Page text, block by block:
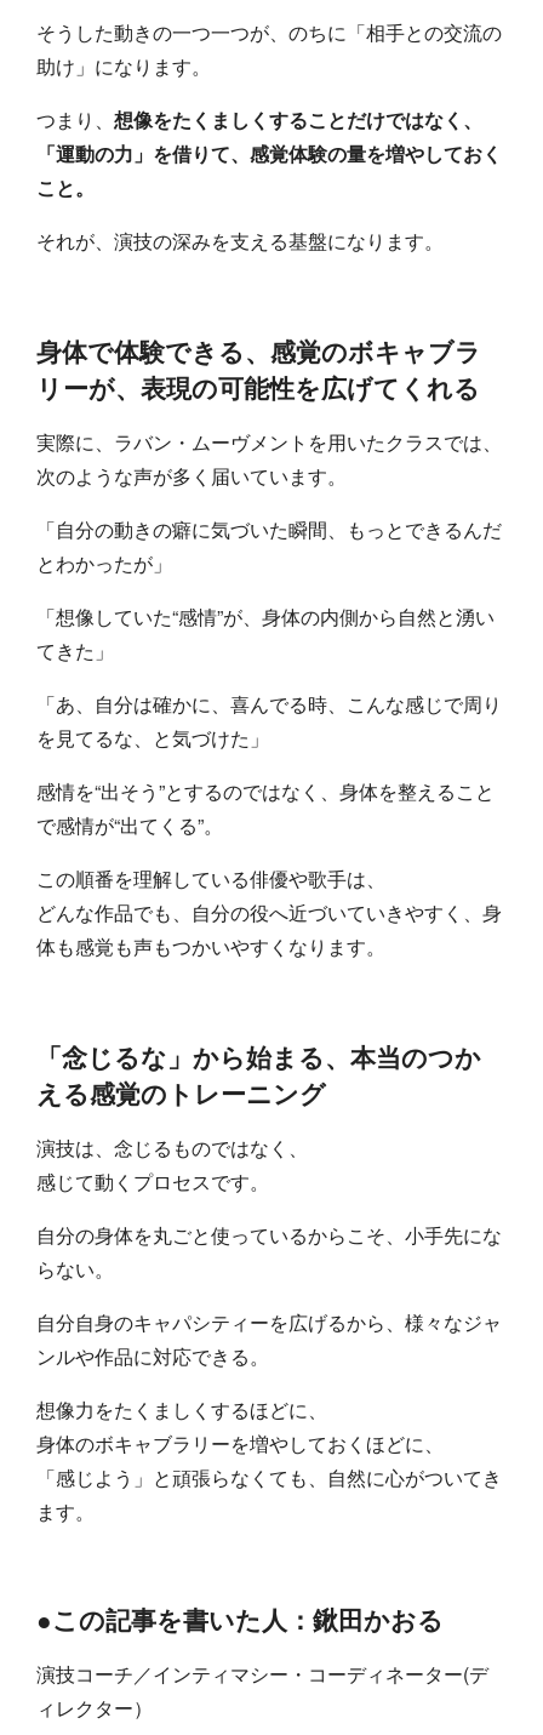
そうした動きの一つ一つが、のちに「相手との交流の
助け」になります。
つまり、想像をたくましくすることだけではなく、
「運動の力」を借りて、感覚体験の量を増やしておく
こと。
それが、演技の深みを支える基盤になります。
身体で体験できる、感覚のボキャブラ
リーが、表現の可能性を広げてくれる
実際に、ラバン・ムーヴメントを用いたクラスでは、
次のような声が多く届いています。
「自分の動きの癖に気づいた瞬間、もっとできるんだ
とわかったが」
「想像していた“感情”が、身体の内側から自然と湧い
てきた」
「あ、自分は確かに、喜んでる時、こんな感じで周り
を見てるな、と気づけた」
感情を“出そう”とするのではなく、身体を整えること
で感情が“出てくる”。
この順番を理解している俳優や歌手は、
どんな作品でも、自分の役へ近づいていきやすく、身
体も感覚も声もつかいやすくなります。
「念じるな」から始まる、本当のつか
える感覚のトレーニング
演技は、念じるものではなく、
感じて動くプロセスです。
自分の身体を丸ごと使っているからこそ、小手先にな
らない。
自分自身のキャパシティーを広げるから、様々なジャ
ンルや作品に対応できる。
想像力をたくましくするほどに、
身体のボキャブラリーを増やしておくほどに、
「感じよう」と頑張らなくても、自然に心がついてき
ます。
●この記事を書いた人：鍬田かおる
演技コーチ／インティマシー・コーディネーター(デ
ィレクター）